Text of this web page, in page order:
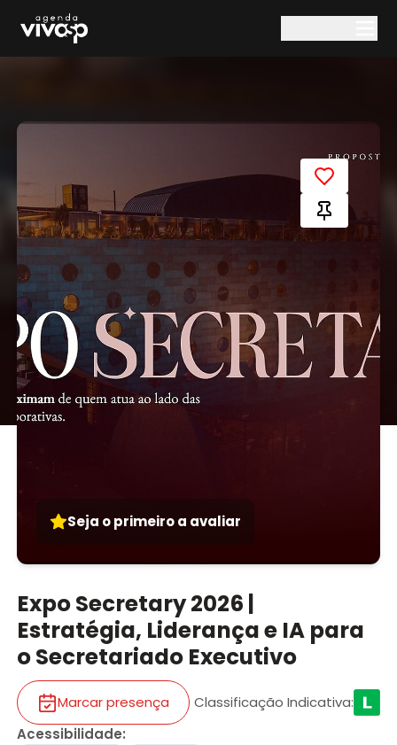
Seja o primeiro a avaliar
Expo Secretary 2026 |
Estratégia, Liderança e IA para
o Secretariado Executivo
Marcar presença Classificação Indicativa:
Acessibilidade: